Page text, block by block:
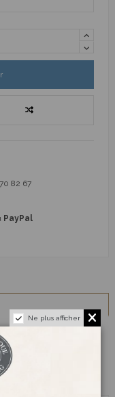
82 67
PayPal
Ne plus afficher